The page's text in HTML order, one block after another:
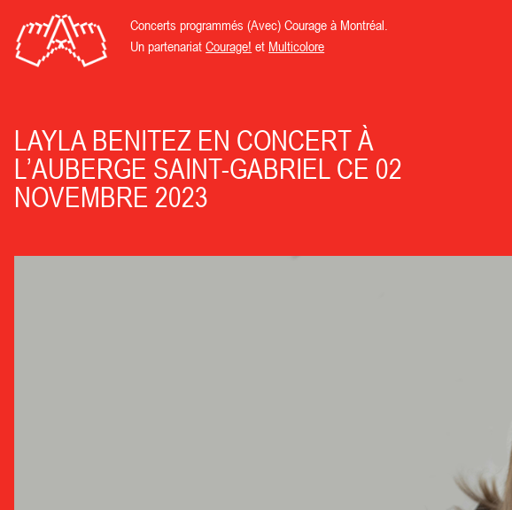
Concerts programmés (Avec) Courage à Montréal.
Un partenariatCourage! et Multicolore
LAYLA BENITEZ EN CONCERT À
L’AUBERGE SAINT-GABRIEL CE 02
NOVEMBRE 2023